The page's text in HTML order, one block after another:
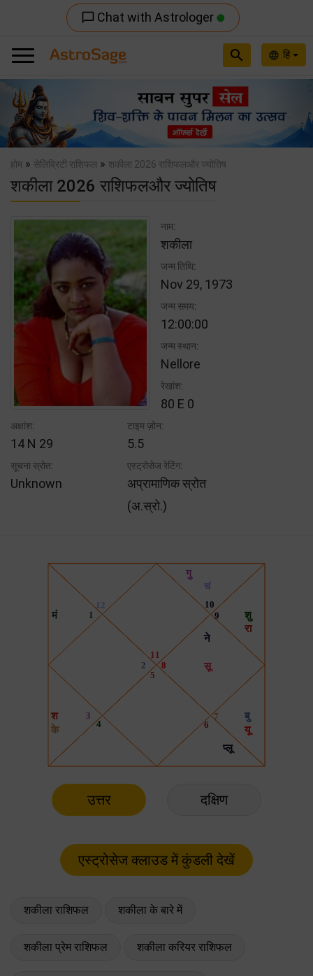
chat_bubble_outline Chat with Astrologer
language हि
search
Previous
होम » सेलिब्रिटी राशिफल » शकीला 2026 राशिफलऔर ज्योतिष
शकीला 2026 राशिफलऔर ज्योतिष
नाम:
शकीला
जन्म तिथि:
Nov 29, 1973
जन्म समय:
12:00:00
जन्म स्थान:
Nellore
रेखांश:
80 E 0
अक्षांश:
14 N 29
टाइम ज़ोन:
5.5
सूचना स्रोत:
Unknown
एस्ट्रोसेज रेटिंग:
अप्रामाणिक स्रोत
(अ.स्रो.)
उत्तर दक्षिण
शकीला राशिफल शकीला के बारे में
शकीला प्रेम राशिफल शकीला करियर राशिफल